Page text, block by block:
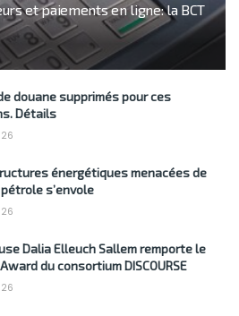
et paiements en ligne: la BCT
douane supprimés pour ces
Détails
énergétiques menacées de
s’envole
Dalia Elleuch Sallem remporte le
du consortium DISCOURSE